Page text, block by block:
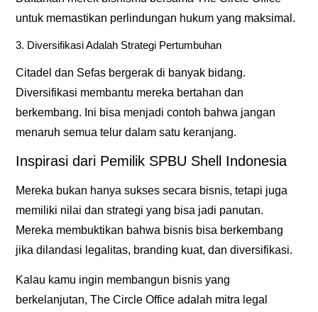
untuk memastikan perlindungan hukum yang maksimal.
3. Diversifikasi Adalah Strategi Pertumbuhan
Citadel dan Sefas bergerak di banyak bidang.
Diversifikasi membantu mereka bertahan dan
berkembang. Ini bisa menjadi contoh bahwa jangan
menaruh semua telur dalam satu keranjang.
Inspirasi dari Pemilik SPBU Shell Indonesia
Mereka bukan hanya sukses secara bisnis, tetapi juga
memiliki nilai dan strategi yang bisa jadi panutan.
Mereka membuktikan bahwa bisnis bisa berkembang
jika dilandasi legalitas, branding kuat, dan diversifikasi.
Kalau kamu ingin membangun bisnis yang
berkelanjutan,The Circle Office adalah mitra legal